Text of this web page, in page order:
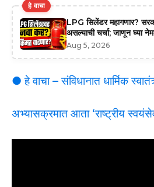
हे वाचा
LPG सिलेंडर महागणार?
असल्याची चर्चा; जाणून घ्या
Aug 5, 2026
● हे वाचा – संविधानात धार्मिक
अभ्यासक्रमात आता ‘राष्ट्रीय